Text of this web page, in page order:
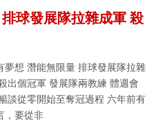
球發展隊拉雜成軍 殺
夢想 潛能無限量 排球發展隊拉雜
出個冠軍 發展隊兩教練 體週會
談從零開始至奪冠過程 六年前有
，要從非